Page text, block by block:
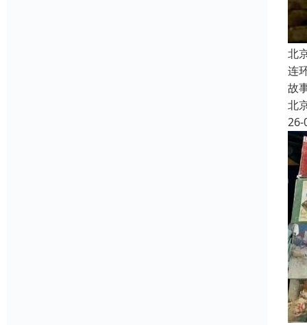
北
连
故
北
26-